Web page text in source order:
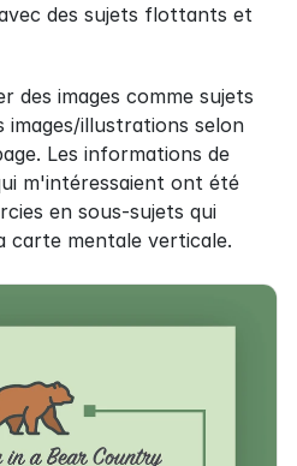
des sujets flottants et
des images comme sujets
illustrations selon
Les informations de
m'intéressaient ont été
en sous-sujets qui
carte mentale verticale.